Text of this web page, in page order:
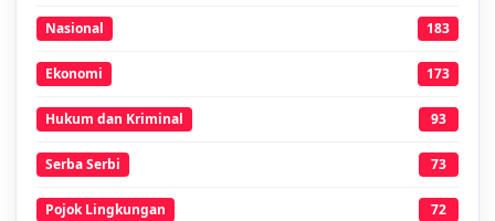
Nasional 183
Ekonomi 173
Hukum dan Kriminal 93
Serba Serbi 73
Pojok Lingkungan 72